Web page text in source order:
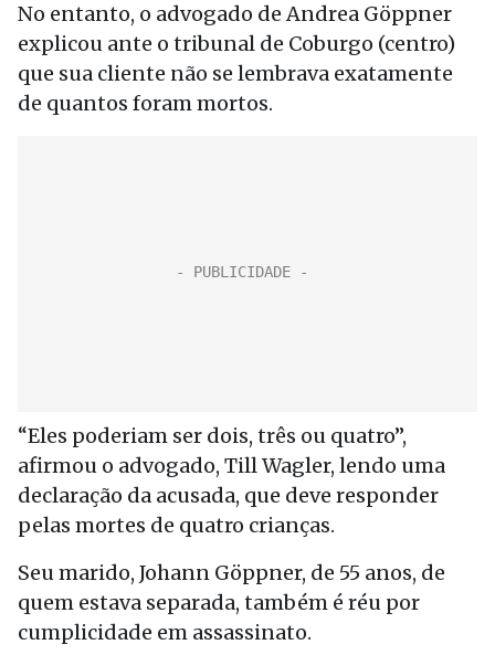
No entanto, o advogado de Andrea Göppner
explicou ante o tribunal de Coburgo (centro)
que sua cliente não se lembrava exatamente
de quantos foram mortos.
“Eles poderiam ser dois, três ou quatro”,
afirmou o advogado, Till Wagler, lendo uma
declaração da acusada, que deve responder
pelas mortes de quatro crianças.
Seu marido, Johann Göppner, de 55 anos, de
quem estava separada, também é réu por
cumplicidade em assassinato.